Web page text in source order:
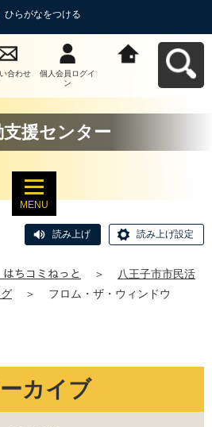
ひらがなをつける
合わせ
個人会員ログイ
ン
支援センター
MENU
読み上げ 読み上げ設定
ちコミねっと ＞
八王子市市民活
＞
フロム・ザ・ウィンドウ
カイブ